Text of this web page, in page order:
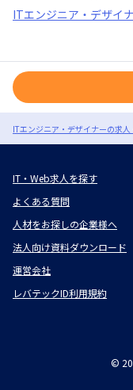
ITエンジニア・デザイ
ITエンジニア・デザイナーの求
IT・Web求人を探す
よくある質問
人材をお探しの企業様へ
法人向け資料ダウンロード
運営会社
レバテックID利用規約
©